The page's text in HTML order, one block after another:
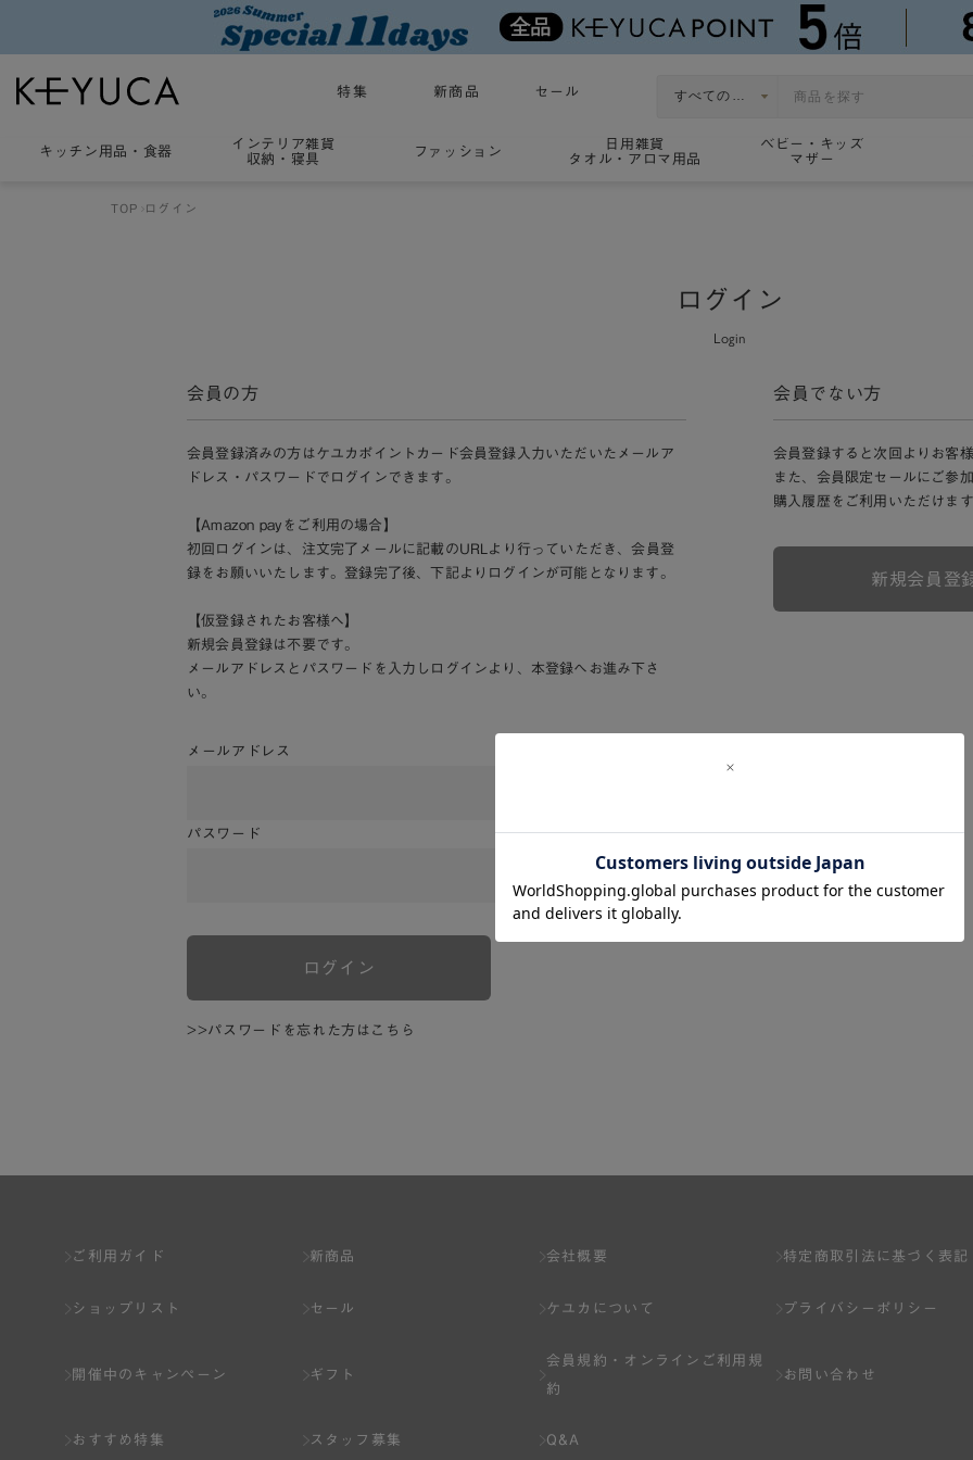
特集 新商品 セール
キッチン用品 ・ 食器
インテリア雑貨
収納・寝具
ファッション
日用雑貨
タオル・アロマ用品
ベビー・キッズ
マザー
TOP ログイン
ログイン
Login
会員の方
会員登録済みの方はケユカポイントカード会員登録入力いただいたメールア
ドレス・パスワードでログインできます。
【Amazon payをご利用の場合】
初回ログインは、注文完了メールに記載のURLより行っていただき、会員登
録をお願いいたします。登録完了後、下記よりログインが可能となります。
【仮登録されたお客様へ】
新規会員登録は不要です。
メールアドレスとパスワードを入力しログインより、本登録へお進み下さ
い。
メールアドレス
パスワード
ログイン
>>パスワードを忘れた方はこちら
会員でない方
会員登録すると次回よりお客
また、会員限定セールにご参
購入履歴をご利用いただけま
新規会員登
ご利用ガイド
ショップリスト
開催中のキャンペーン
おすすめ特集
新商品
セール
ギフト
スタッフ募集
会社概要
ケユカについて
会員規約・
オンラインご利用規
約
Q&A
特定商取引法に基づく表記
プライバシーポリシー
お問い合わせ